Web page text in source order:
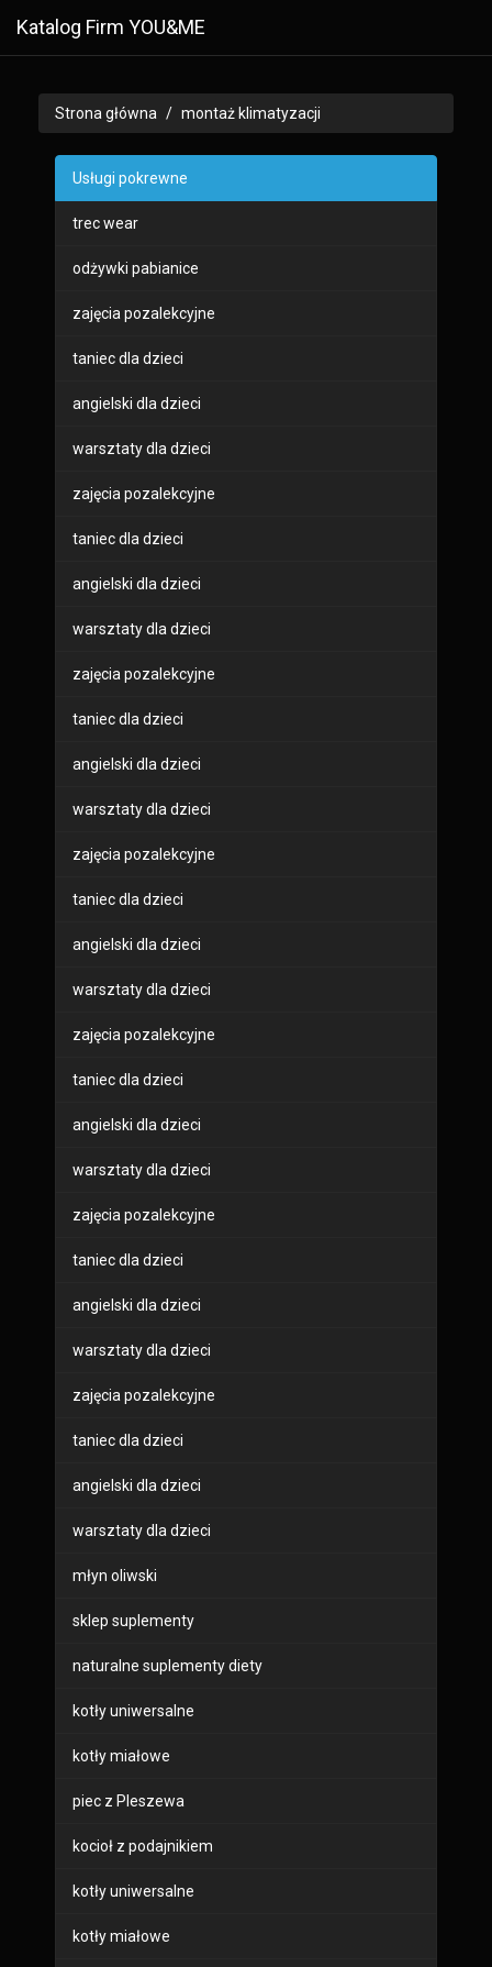
Katalog Firm YOU&ME
Strona główna montaż klimatyzacji
Usługi pokrewne
trec wear
odżywki pabianice
zajęcia pozalekcyjne
taniec dla dzieci
angielski dla dzieci
warsztaty dla dzieci
zajęcia pozalekcyjne
taniec dla dzieci
angielski dla dzieci
warsztaty dla dzieci
zajęcia pozalekcyjne
taniec dla dzieci
angielski dla dzieci
warsztaty dla dzieci
zajęcia pozalekcyjne
taniec dla dzieci
angielski dla dzieci
warsztaty dla dzieci
zajęcia pozalekcyjne
taniec dla dzieci
angielski dla dzieci
warsztaty dla dzieci
zajęcia pozalekcyjne
taniec dla dzieci
angielski dla dzieci
warsztaty dla dzieci
zajęcia pozalekcyjne
taniec dla dzieci
angielski dla dzieci
warsztaty dla dzieci
młyn oliwski
sklep suplementy
naturalne suplementy diety
kotły uniwersalne
kotły miałowe
piec z Pleszewa
kocioł z podajnikiem
kotły uniwersalne
kotły miałowe